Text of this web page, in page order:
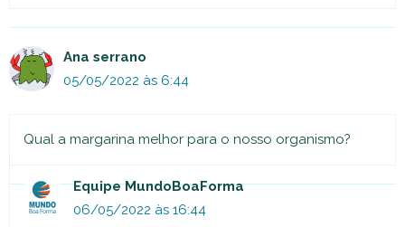
Ana serrano
05/05/2022 às 6:44
Qual a margarina melhor para o nosso organismo?
Equipe MundoBoaForma
06/05/2022 às 16:44